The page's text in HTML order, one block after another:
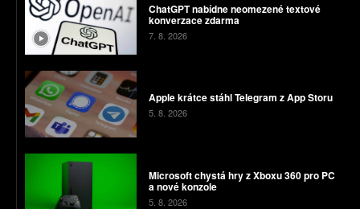
ChatGPT nabídne neomezené textové
konverzace zdarma
7. 8. 2026
Apple krátce stáhl Telegram z App Storu
5. 8. 2026
Microsoft chystá hry z Xboxu 360 pro PC
a nové konzole
5. 8. 2026